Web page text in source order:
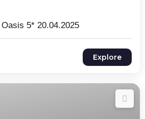
5* 20.04.2025
Explore